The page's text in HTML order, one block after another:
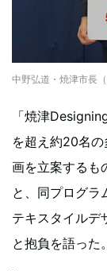
中野弘道・焼津市長
「焼津
を超え約20名
画を立案するも
と、同プログラ
テキスタイルデ
と抱負を語った。